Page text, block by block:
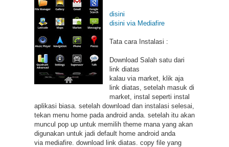
disini
disini via Mediafire
Tata cara Instalasi :
Download Salah satu dari
link diatas
kalau via market, klik aja
link diatas, setelah masuk di
market, instal seperti instal
aplikasi biasa. setelah download dan instalasi selesai,
tekan menu home pada android anda. setelah itu akan
muncul pop up untuk memilih theme mana yang akan
digunakan untuk jadi default home android anda
via mediafire. download link diatas. copy file yang